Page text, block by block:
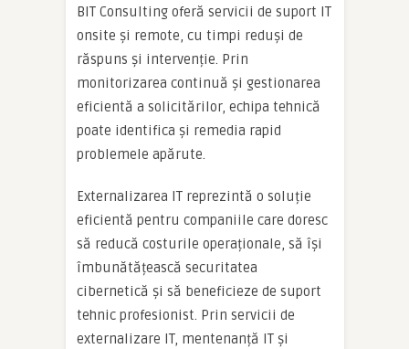
BIT Consulting oferă servicii de suport IT
onsite și remote, cu timpi reduși de
răspuns și intervenție. Prin
monitorizarea continuă și gestionarea
eficientă a solicitărilor, echipa tehnică
poate identifica și remedia rapid
problemele apărute.
Externalizarea IT reprezintă o soluție
eficientă pentru companiile care doresc
să reducă costurile operaționale, să își
îmbunătățească securitatea
cibernetică și să beneficieze de suport
tehnic profesionist. Prin servicii de
externalizare IT, mentenanță IT și